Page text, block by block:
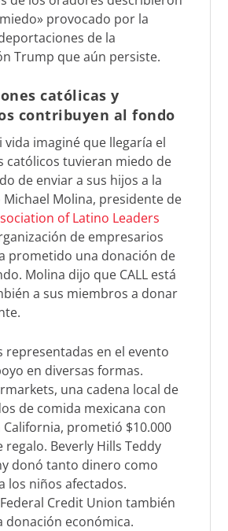
provocado por la
de la
Trump que aún persiste.
católicas y
contribuyen al fondo
vida imaginé que llegaría el
católicos tuvieran miedo de
de enviar a sus hijos a la
Michael Molina, presidente de
of Latino Leaders
de empresarios
prometido una donación de
Molina dijo que CALL está
a sus miembros a donar
representadas en el evento
en diversas formas.
una cadena local de
de comida mexicana con
California, prometió $10.000
regalo. Beverly Hills Teddy
donó tanto dinero como
los niños afectados.
Credit Union también
donación económica.